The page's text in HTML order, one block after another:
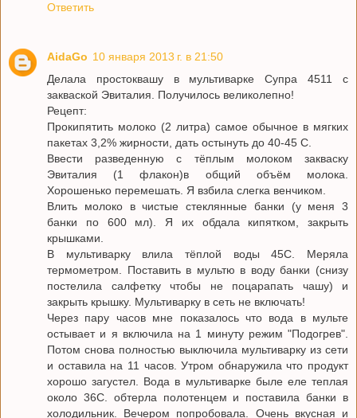
Ответить
AidaGo 10 января 2013 г. в 21:50
Делала простоквашу в мультиварке Супра 4511 с
закваской Эвиталия. Получилось великолепно!
Рецепт:
Прокипятить молоко (2 литра) самое обычное в мягких
пакетах 3,2% жирности, дать остынуть до 40-45 С.
Ввести разведенную с тёплым молоком закваску
Эвиталия (1 флакон)в общий объём молока.
Хорошенько перемешать. Я взбила слегка венчиком.
Влить молоко в чистые стеклянные банки (у меня 3
банки по 600 мл). Я их обдала кипятком, закрыть
крышками.
В мультиварку влила тёплой воды 45С. Меряла
термометром. Поставить в мультю в воду банки (снизу
постелила салфетку чтобы не поцарапать чашу) и
закрыть крышку. Мультиварку в сеть не включать!
Через пару часов мне показалось что вода в мульте
остывает и я включила на 1 минуту режим "Подогрев".
Потом снова полностью выключила мультиварку из сети
и оставила на 11 часов. Утром обнаружила что продукт
хорошо загустел. Вода в мультиварке быле еле теплая
около 36С. обтерла полотенцем и поставила банки в
холодильник. Вечером попробовала. Очень вкусная и